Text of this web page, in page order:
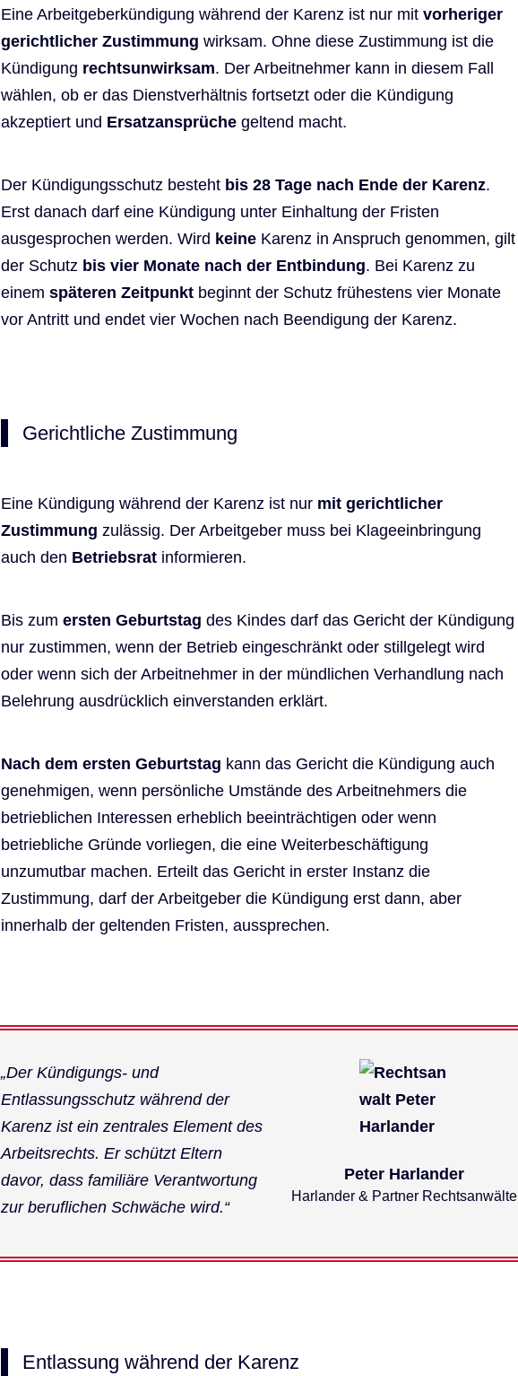
Eine Arbeitgeberkündigung während der Karenz ist nur mit vorheriger
gerichtlicher Zustimmung wirksam. Ohne diese Zustimmung ist die
Kündigung rechtsunwirksam. Der Arbeitnehmer kann in diesem Fall
wählen, ob er das Dienstverhältnis fortsetzt oder die Kündigung
akzeptiert und Ersatzansprüche geltend macht.
Der Kündigungsschutz besteht bis 28 Tage nach Ende der Karenz.
Erst danach darf eine Kündigung unter Einhaltung der Fristen
ausgesprochen werden. Wird keine Karenz in Anspruch genommen, gilt
der Schutz bis vier Monate nach der Entbindung. Bei Karenz zu
einem späteren Zeitpunkt beginnt der Schutz frühestens vier Monate
vor Antritt und endet vier Wochen nach Beendigung der Karenz.
Gerichtliche Zustimmung
Eine Kündigung während der Karenz ist nur mit gerichtlicher
Zustimmung zulässig. Der Arbeitgeber muss bei Klageeinbringung
auch den Betriebsrat informieren.
Bis zum ersten Geburtstag des Kindes darf das Gericht der Kündigung
nur zustimmen, wenn der Betrieb eingeschränkt oder stillgelegt wird
oder wenn sich der Arbeitnehmer in der mündlichen Verhandlung nach
Belehrung ausdrücklich einverstanden erklärt.
Nach dem ersten Geburtstag kann das Gericht die Kündigung auch
genehmigen, wenn persönliche Umstände des Arbeitnehmers die
betrieblichen Interessen erheblich beeinträchtigen oder wenn
betriebliche Gründe vorliegen, die eine Weiterbeschäftigung
unzumutbar machen. Erteilt das Gericht in erster Instanz die
Zustimmung, darf der Arbeitgeber die Kündigung erst dann, aber
innerhalb der geltenden Fristen, aussprechen.
Peter Harlander
Harlander & Partner Rechtsanwälte
„Der Kündigungs- und
Entlassungsschutz während der
Karenz ist ein zentrales Element des
Arbeitsrechts. Er schützt Eltern
davor, dass familiäre Verantwortung
zur beruflichen Schwäche wird.“
Entlassung während der Karenz